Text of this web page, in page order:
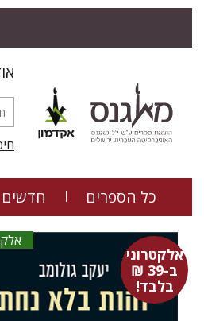
כל הספרים חדשים
אלקטרוני
ב-39 ₪
בלבד!